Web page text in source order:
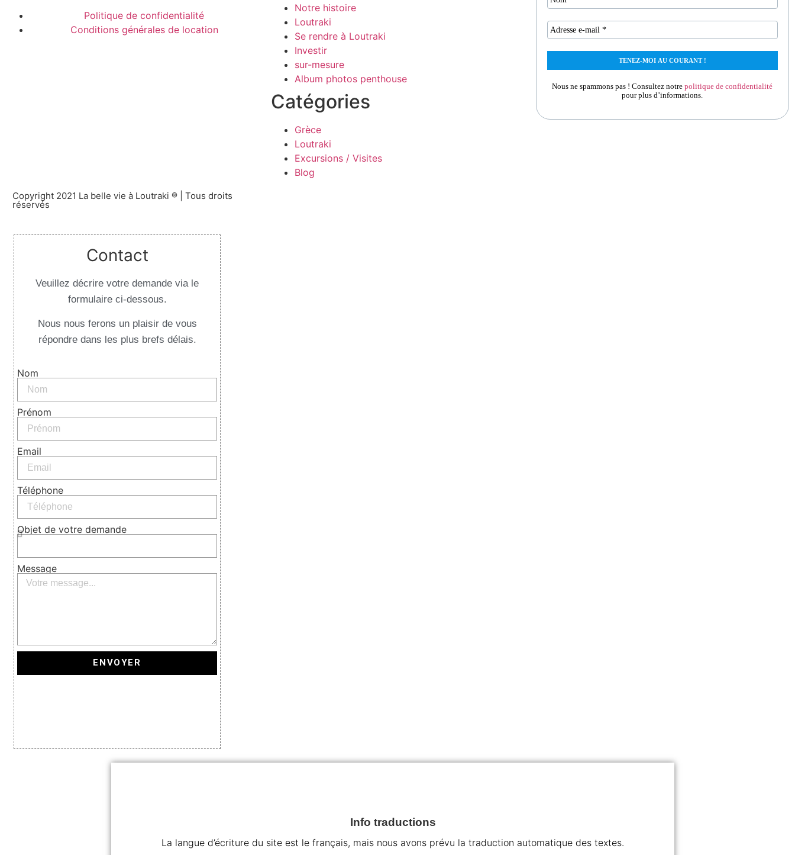
Politique de confidentialité
Conditions générales de location
Notre histoire
Loutraki
Se rendre à Loutraki
Investir
sur-mesure
Album photos penthouse
Catégories
Grèce
Loutraki
Excursions / Visites
Blog
Nous ne spammons pas ! Consultez notrepolitique de confidentialité
pour plus d’informations.
Copyright 2021 La belle vie à Loutraki ® | Tous droits
réservés
Contact
Veuillez décrire votre demande via le
formulaire ci-dessous.
Nous nous ferons un plaisir de vous
répondre dans les plus brefs délais.
Nom
Prénom
Email
Téléphone
Objet de votre demande
Message
ENVOYER
Info traductions
La langue d’écriture du site est le français, mais nous avons prévu la traduction automatique des textes.